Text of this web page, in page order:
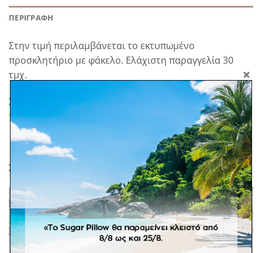
ΠΕΡΙΓΡΑΦΉ
Στην τιμή περιλαμβάνεται το εκτυπωμένο
προσκλητήριο με φάκελο. Ελάχιστη παραγγελία 30
τμχ.
Σε προπαραγγελία. *Στα προϊόντα κατόπιν
παραγγελίας δεν ισχύει η πληρωμή με αντικαταβολή.
ΣΧΕΤΙΚΆ ΠΡΟΪΌΝΤΑ
Πρόσθήκη
στην
λίστα
επιθυμιών
Πρόσθήκη
στην
λίστα
επιθυμιών